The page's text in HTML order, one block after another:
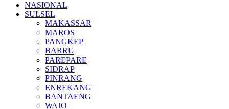
NASIONAL
SULSEL
MAKASSAR
MAROS
PANGKEP
BARRU
PAREPARE
SIDRAP
PINRANG
ENREKANG
BANTAENG
WAJO